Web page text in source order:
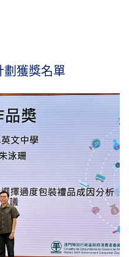
劃獲獎名單